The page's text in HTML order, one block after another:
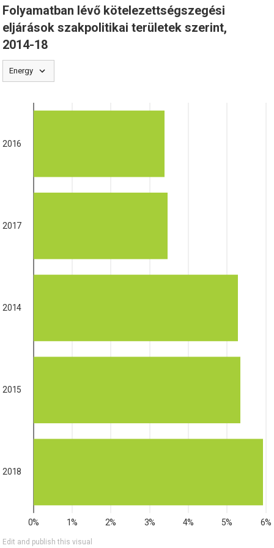
Energy
Folyamatban lévő kötelezettségszegési
eljárások szakpolitikai területek szerint,
2014-18
0% 1% 2% 3% 4% 5% 6%
Edit and publish this visual
2016
2017
2014
2015
2018